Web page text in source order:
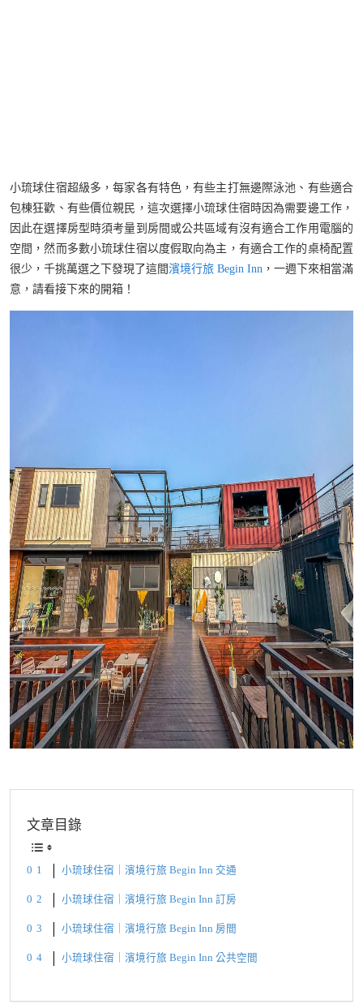
小琉球住宿超級多，每家各有特色，有些主打無邊際泳池、有些適合
包棟狂歡、有些價位親民，這次選擇小琉球住宿時因為需要邊工作，
因此在選擇房型時須考量到房間或公共區域有沒有適合工作用電腦的
空間，然而多數小琉球住宿以度假取向為主，有適合工作的桌椅配置
很少，千挑萬選之下發現了這間濱境行旅 Begin Inn ，一週下來相當滿
意，請看接下來的開箱！
文章目錄
小琉球住宿｜濱境行旅 Begin Inn 交通
小琉球住宿｜濱境行旅 Begin Inn 訂房
小琉球住宿｜濱境行旅 Begin Inn 房間
小琉球住宿｜濱境行旅 Begin Inn 公共空間